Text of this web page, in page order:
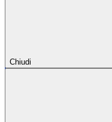
Chiudi